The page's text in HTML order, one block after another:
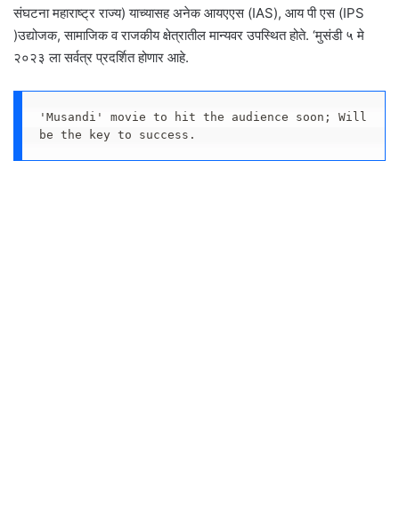
संघटना महाराष्ट्र राज्य) याच्यासह अनेक आयएएस (IAS), आय पी एस (IPS
)उद्योजक, सामाजिक व राजकीय क्षेत्रातील मान्यवर उपस्थित होते. ‘मुसंडी ५ मे
२०२३ ला सर्वत्र प्रदर्शित होणार आहे.
'Musandi' movie to hit the audience soon; Will
be the key to success.